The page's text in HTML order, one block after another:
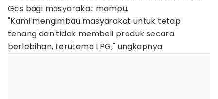
Gas bagi masyarakat mampu.
"Kami mengimbau masyarakat untuk tetap
tenang dan tidak membeli produk secara
berlebihan, terutama LPG," ungkapnya.